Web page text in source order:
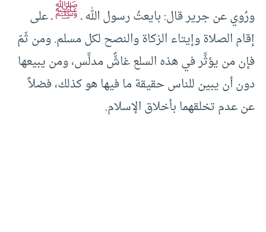
ورُوي عن جرير قال: بايعتُ رسول الله ـﷺـ على
إقام الصلاة وإيتاء الزكاة والنصح لكل مسلم. ومن ثَمّ
فإن من يؤثِّر في هذه السلع غاشٌّ مدلِّس، ومن يبيعها
دون أن يبين للناس حقيقة ما فيها هو كذلك، فضلاً
عن عدم تخلقهما بأخلاق الإسلام.